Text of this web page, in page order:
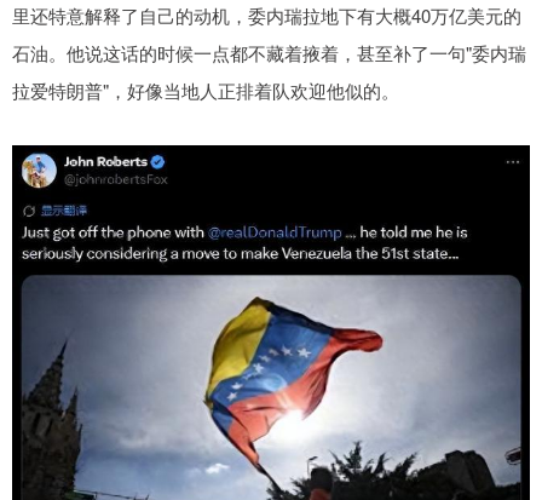
里还特意解释了自己的动机，委内瑞拉地下有大概40万亿美元的
石油。他说这话的时候一点都不藏着掖着，甚至补了一句"委内瑞
拉爱特朗普"，好像当地人正排着队欢迎他似的。